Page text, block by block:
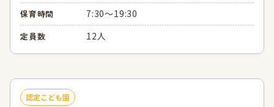
保育時間 7:30～19:30
定員数 12人
認定こども園